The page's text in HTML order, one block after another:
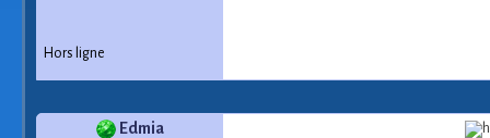
Hors ligne
Edmia